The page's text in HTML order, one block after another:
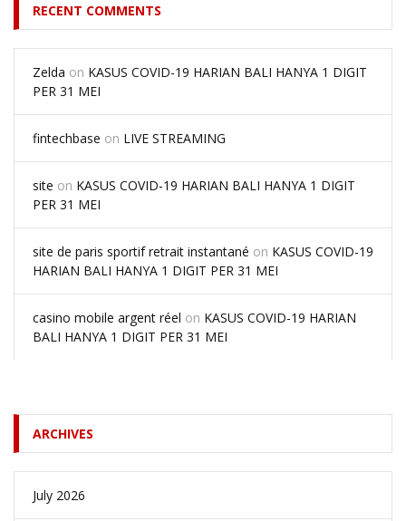
RECENT COMMENTS
Zelda on KASUS COVID-19 HARIAN BALI HANYA 1 DIGIT
PER 31 MEI
fintechbase on LIVE STREAMING
site on KASUS COVID-19 HARIAN BALI HANYA 1 DIGIT
PER 31 MEI
site de paris sportif retrait instantané on KASUS COVID-19
HARIAN BALI HANYA 1 DIGIT PER 31 MEI
casino mobile argent réel on KASUS COVID-19 HARIAN
BALI HANYA 1 DIGIT PER 31 MEI
ARCHIVES
July 2026